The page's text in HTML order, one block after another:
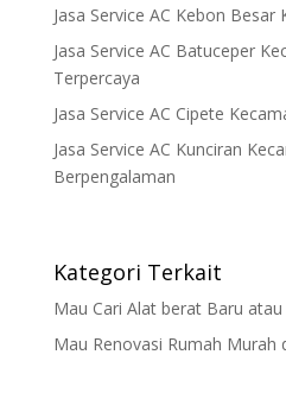
Jasa Service AC Kebon
Jasa Service AC Batuceper
Terpercaya
Jasa Service AC Cipete
Jasa Service AC Kunciran
Berpengalaman
Kategori Terkait
Mau Cari Alat berat Baru atau
Mau Renovasi Rumah Murah